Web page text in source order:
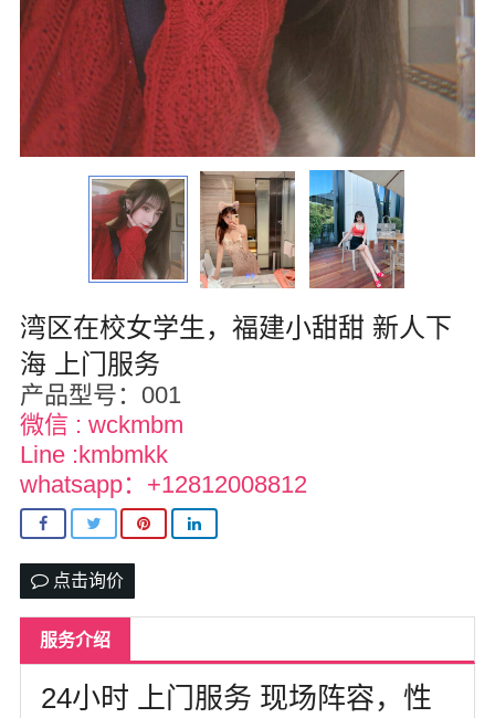
休斯顿
拉斯维加斯
波士顿
华盛顿
亚特兰大
迈阿密
奥兰多
奥斯汀
匹兹堡
达拉斯
us151萌萌私家约炮按摩
湾区在校女学生，福建小甜甜 新人下
海 上门服务
产品型号：001
微信 : wckmbm
Line :kmbmkk
whatsapp：+12812008812
点击询价
服务介绍
24小时 上门服务 现场阵容，性